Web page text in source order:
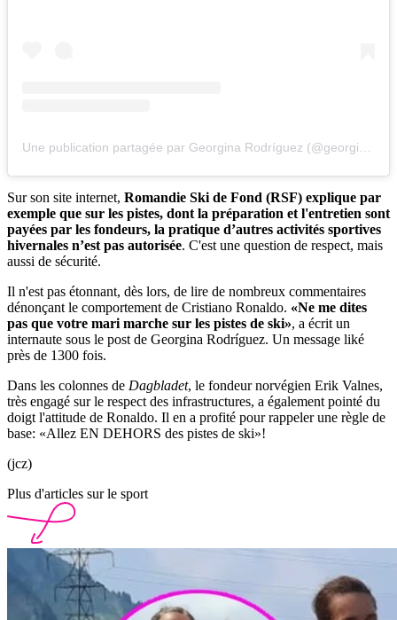
Sur son site internet, Romandie Ski de Fond (RSF) explique par
exemple que sur les pistes, dont la préparation et l'entretien sont
payées par les fondeurs, la pratique d’autres activités sportives
hivernales n’est pas autorisée. C'est une question de respect, mais
aussi de sécurité.
Il n'est pas étonnant, dès lors, de lire de nombreux commentaires
dénonçant le comportement de Cristiano Ronaldo. «Ne me dites
pas que votre mari marche sur les pistes de ski», a écrit un
internaute sous le post de Georgina Rodríguez. Un message liké
près de 1300 fois.
Dans les colonnes de Dagbladet, le fondeur norvégien Erik Valnes,
très engagé sur le respect des infrastructures, a également pointé du
doigt l'attitude de Ronaldo. Il en a profité pour rappeler une règle de
base: «Allez EN DEHORS des pistes de ski»!
(jcz)
Plus d'articles sur le sport